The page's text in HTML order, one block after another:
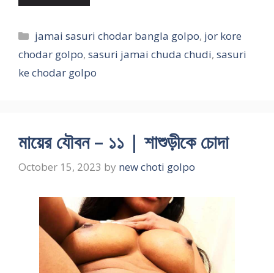
Categories
jamai sasuri chodar bangla golpo, jor kore
chodar golpo, sasuri jamai chuda chudi, sasuri
ke chodar golpo
মায়ের যৌবন – ১১ | শাশুড়ীকে চোদা
October 15, 2023 by new choti golpo